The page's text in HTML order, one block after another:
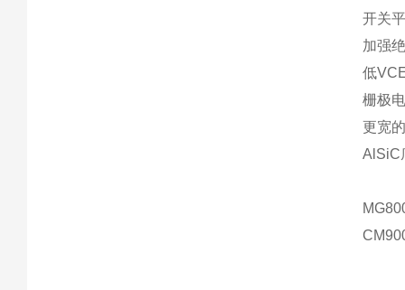
开关
加强
低
栅极
更宽
AlSiC